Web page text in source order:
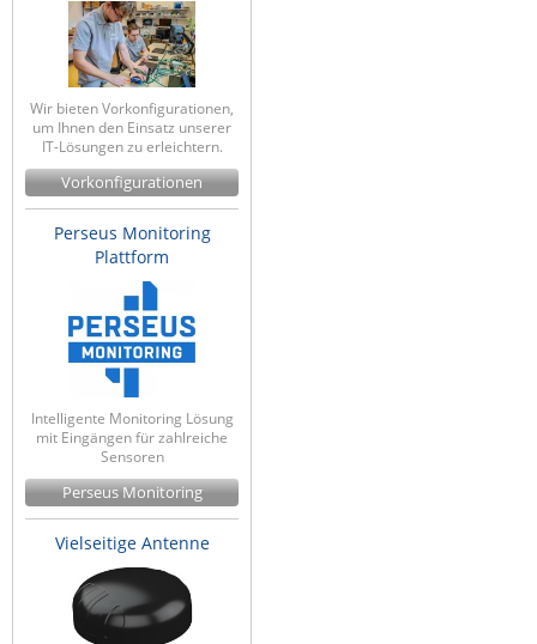
Server Technology
Siretta
SIRIO Antenne
Sunbird
Tactical Software
TEKTELIC
Teltonika
Unwired Networks
Vision
WATTECO
Yuasa
ZPE Systems
News zu unseren Herstellern
Wir bieten Vorkonfigurationen,
um Ihnen den Einsatz unserer
IT-Lösungen zu erleichtern.
Vorkonfigurationen
Perseus Monitoring
Plattform
Intelligente Monitoring Lösung
mit Eingängen für zahlreiche
Sensoren
Perseus Monitoring
Vielseitige Antenne